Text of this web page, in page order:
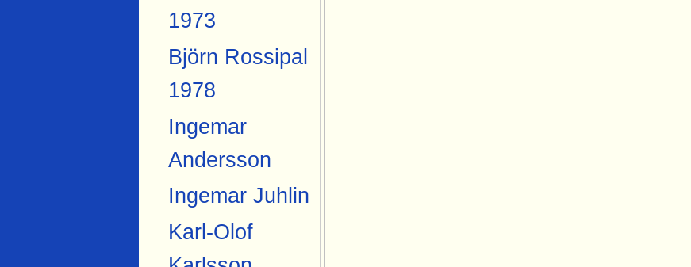
1973
Björn Rossipal
1978
Ingemar
Andersson
Ingemar Juhlin
Karl-Olof